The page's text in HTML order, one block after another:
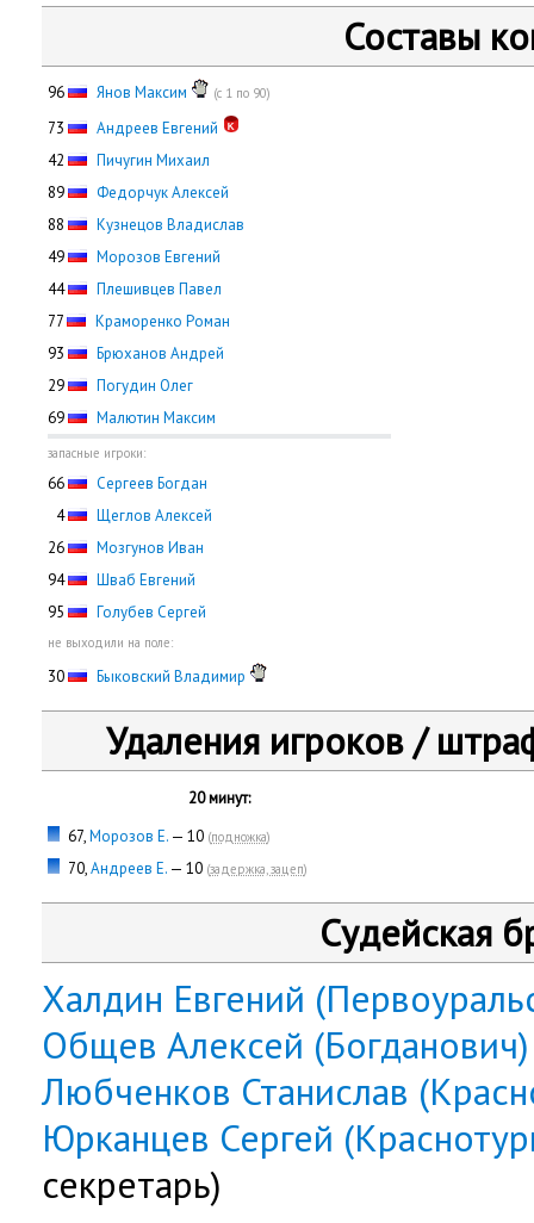
Составы
96 Янов Максим (с 1 по 90)
73
Андреев Евгений
42
Пичугин Михаил
89
Федорчук Алексей
88
Кузнецов Владислав
49
Морозов Евгений
44
Плешивцев Павел
77
Краморенко Роман
93
Брюханов Андрей
29
Погудин Олег
69
Малютин Максим
запасные игроки:
66
Сергеев Богдан
4
Щеглов Алексей
26
Мозгунов Иван
94
Шваб Евгений
95
Голубев Сергей
не выходили на поле:
30 Быковский Владимир
Удаления игроков /
20 минут:
67,Морозов Е. — 10 (подножка)
70,Андреев Е. — 10 (задержка, зацеп)
Судейская
Халдин Евгений
Общев Алексей (Богданович)
Любченков Станислав
Юрканцев Сергей
секретарь)